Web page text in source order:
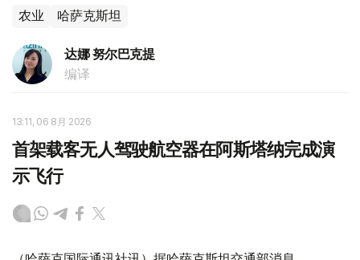
农业 哈萨克斯坦
达娜 努尔巴克提
编译
13:11, 06 8月 2026
首架载客无人驾驶航空器在阿斯塔纳完成演
示飞行